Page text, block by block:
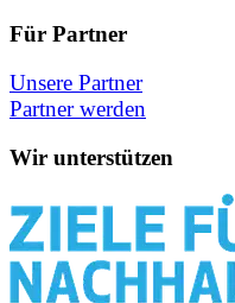
Für Partner
Unsere Partner
Partner werden
Wir unterstützen